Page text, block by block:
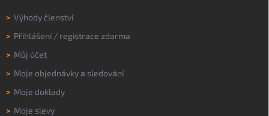
> Výhody členství
> Přihlášení/ registrace zdarma
> Můj účet
> Moje objednávky a sledování
> Moje doklady
> Moje slevy